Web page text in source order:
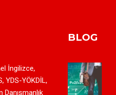
İngilizce,
YDS-YÖKDİL,
Danışmanlık
BLOG